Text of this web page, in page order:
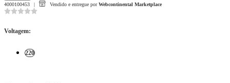
4000100453 Vendido e entregue por Webcontinental Marketplace
Voltagem:
220